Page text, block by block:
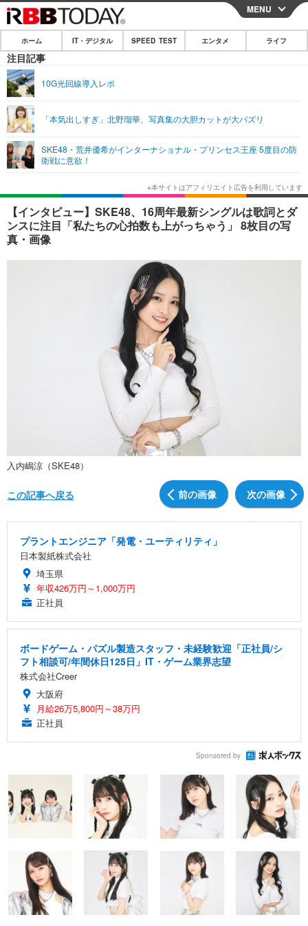
CLOSE
ホーム
IT・デジタル
ショッピング その他
SPEED TEST
エンタメ
エンタメTOP
韓国・芸能
音楽 スポーツ
ライフ
ライフTOP グルメ
ペット ショッピング
リリース一覧
プッシュ通知の停止方法
MENU
ホーム IT・デジタル SPEED TEST エンタメ ライフ
注目記事
10G光回線導入レポ
「本気出しすぎ」北野瑠華、写真集の大胆カットが大バズリ
SKE48・荒井優希がインターナショナル・プリンセス王座 5度目の防
衛戦に意欲！
【インタビュー】SKE48、16周年最新シングルは歌詞とダ
ンスに注目「私たちの心拍数も上がっちゃう」 8枚目の写
真・画像
入内嶋涼​​（SKE48）
前の画像 次の画像
この記事へ戻る
プラントエンジニア「発電・ユーティリティ」
日本製紙株式会社
埼玉県
年収426万円～1,000万円
正社員
ボードゲーム・パズル製造スタッフ・未経験歓迎「正社員/シ
フト相談可/年間休日125日」IT・ゲーム業界志望
株式会社Creer
大阪府
月給26万5,800円～38万円
正社員
Sponsored by